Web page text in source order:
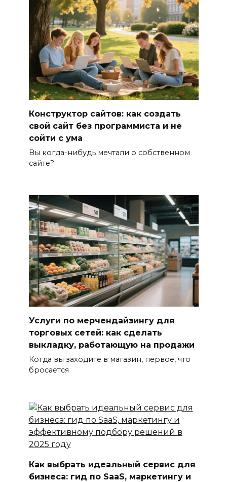
Конструктор сайтов: как создать
свой сайт без программиста и не
сойти с ума
Вы когда-нибудь мечтали о собственном
сайте?
Услуги по мерчендайзингу для
торговых сетей: как сделать
выкладку, работающую на продажи
Когда вы заходите в магазин, первое, что
бросается
Как выбрать идеальный сервис для
бизнеса: гид по SaaS, маркетингу и